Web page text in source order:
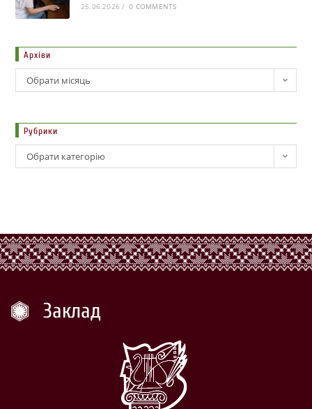
25.06.2026 / 0 COMMENTS
Архіви
Обрати місяць
Рубрики
Обрати категорію
Заклад